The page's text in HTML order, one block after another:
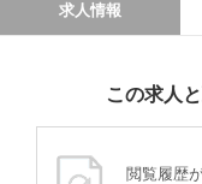
求人情報
この求人
閲覧履歴